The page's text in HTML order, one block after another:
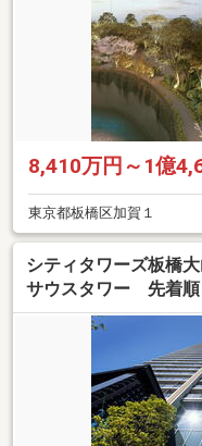
8,410万円～1億
東京都板橋区加賀１
シティタワーズ板橋
サウスタワー 先着順